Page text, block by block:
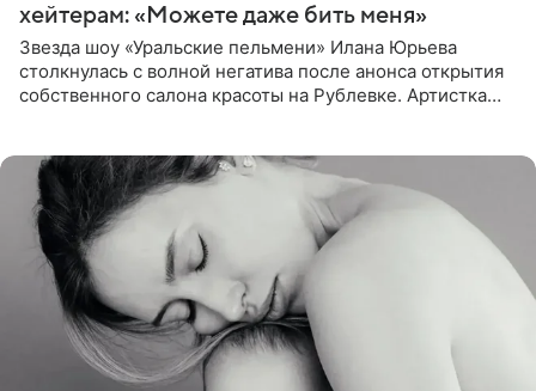
хейтерам: «Можете даже бить меня»
Звезда шоу «Уральские пельмени» Илана Юрьева
столкнулась с волной негатива после анонса открытия
собственного салона красоты на Рублевке. Артистка